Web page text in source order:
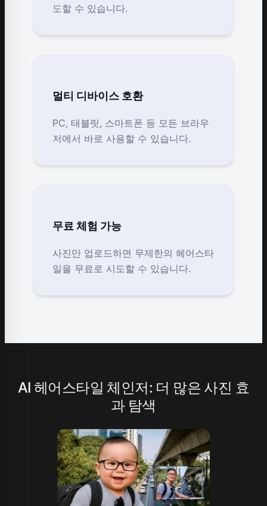
도할 수 있습니다.
멀티 디바이스 호환
PC, 태블릿, 스마트폰 등 모든 브라우
저에서 바로 사용할 수 있습니다.
무료 체험 가능
사진만 업로드하면 무제한의 헤어스타
일을 무료로 시도할 수 있습니다.
AI 헤어스타일 체인저: 더 많은 사진 효
과 탐색